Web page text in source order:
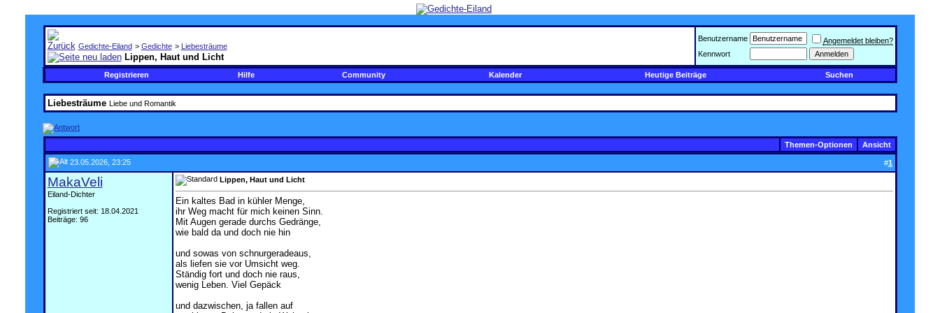
Gedichte-Eiland > Gedichte > Liebesträume
Lippen, Haut und Licht
Benutzername
Angemeldet bleiben?
Kennwort
Registrieren Hilfe Community Kalender Heutige Beiträge Suchen
Liebesträume Liebe und Romantik
Themen-Optionen Ansicht
23.05.2026, 23:25 #1
MakaVeli
Eiland-Dichter
Registriert seit: 18.04.2021
Beiträge: 96
Lippen, Haut und Licht
Ein kaltes Bad in kühler Menge,
ihr Weg macht für mich keinen Sinn.
Mit Augen gerade durchs Gedränge,
wie bald da und doch nie hin
und sowas von schnurgeradeaus,
als liefen sie vor Umsicht weg.
Ständig fort und doch nie raus,
wenig Leben. Viel Gepäck
und dazwischen, ja fallen auf